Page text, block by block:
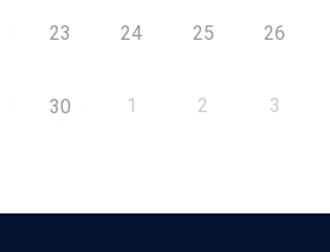
23 24 25 26
30 1 2 3